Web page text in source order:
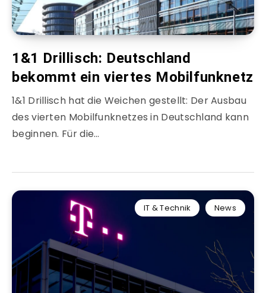
1&1 Drillisch: Deutschland
bekommt ein viertes Mobilfunknetz
1&1 Drillisch hat die Weichen gestellt: Der Ausbau
des vierten Mobilfunknetzes in Deutschland kann
beginnen. Für die…
IT & Technik News